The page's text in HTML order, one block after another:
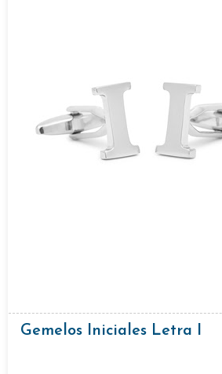
Gemelos Iniciales Letra I